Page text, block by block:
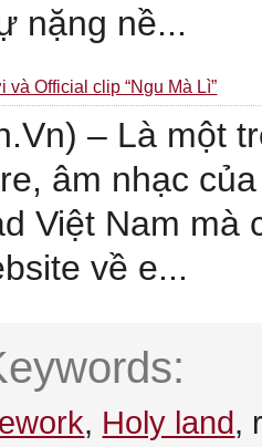
nặng nề...
Official clip “Ngu Mà Lì”
– Là một
âm nhạc
Việt Nam
về e...
, Holy land,